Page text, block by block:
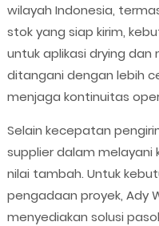
wilayah Indonesia,
stok yang siap kirim,
untuk aplikasi drying
ditangani dengan lebih
menjaga kontinuitas
Selain kecepatan
supplier dalam melayani
nilai tambah. Untuk
pengadaan proyek, Ady
menyediakan solusi